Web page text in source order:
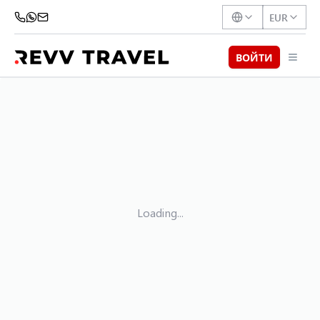
EUR
ВОЙТИ
Loading...